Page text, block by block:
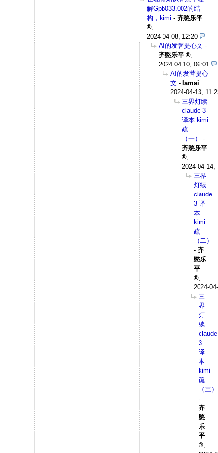
解Gpb033.002的结
构，kimi -齐愍乐平
,
2024-04-08, 12:20
AI的发菩提心文 -
齐愍乐平
,
2024-04-10, 06:01
AI的发菩提心
文 - Iamai,
2024-04-13,
三界灯续
claude 3
译本 kimi
疏
（一）
-
齐愍乐平
,
2024-04-14,
三界
灯续
claude
3 译
本
kimi
疏
（二）
-齐
愍乐
平
,
2024-
三
界
灯
续
claude
3
译
本
kimi
疏
（三）
-
齐
愍
乐
平
,